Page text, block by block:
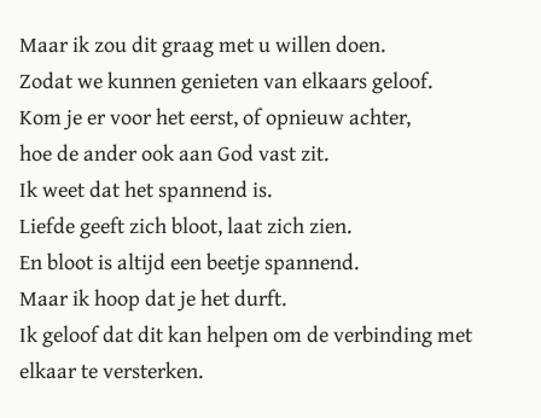
Maar ik zou dit graag met u willen doen.
Zodat we kunnen genieten van elkaars geloof.
Kom je er voor het eerst, of opnieuw achter,
hoe de ander ook aan God vast zit.
Ik weet dat het spannend is.
Liefde geeft zich bloot, laat zich zien.
En bloot is altijd een beetje spannend.
Maar ik hoop dat je het durft.
Ik geloof dat dit kan helpen om de verbinding met
elkaar te versterken.